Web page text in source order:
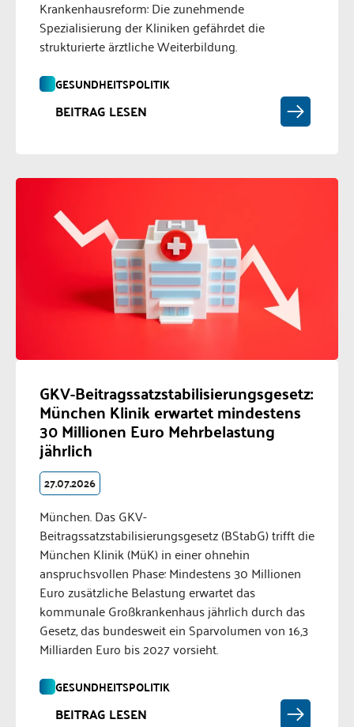
Krankenhausreform: Die zunehmende
Spezialisierung der Kliniken gefährdet die
strukturierte ärztliche Weiterbildung.
GESUNDHEITSPOLITIK
BEITRAG LESEN
GKV-Beitragssatzstabilisierungsgesetz:
München Klinik erwartet mindestens
30 Millionen Euro Mehrbelastung
jährlich
27.07.2026
München. Das GKV-
Beitragssatzstabilisierungsgesetz (BStabG) trifft die
München Klinik (MüK) in einer ohnehin
anspruchsvollen Phase: Mindestens 30 Millionen
Euro zusätzliche Belastung erwartet das
kommunale Großkrankenhaus jährlich durch das
Gesetz, das bundesweit ein Sparvolumen von 16,3
Milliarden Euro bis 2027 vorsieht.
GESUNDHEITSPOLITIK
BEITRAG LESEN